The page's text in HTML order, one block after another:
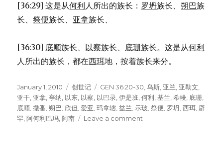
[36:29] 这是从何利人所出的族长： 罗坍族长、朔巴族
长、祭便族长、 亚拿族长、
[36:30] 底顺族长、 以察族长、 底珊族长。这是从何利
人所出的族长，都在西珥地，按着族长来分。
Posted
on
January 1, 2010 Categories
创世记 Tags
GEN 36:20-30 ,乌斯 亚兰 亚勒文
亚干 亚拿 ,亭纳 以东 以察 以巴录 ,伊是班 ,何利 ,基兰 ,希幔 底珊
底顺 ,撒番 ,朔巴 欣但 ,爱亚 ,玛拿辖 ,益兰 示玻 ,祭便 罗坍 ,西珥 辟
罕 ,阿何利巴玛 ,阿南 Leave a comment